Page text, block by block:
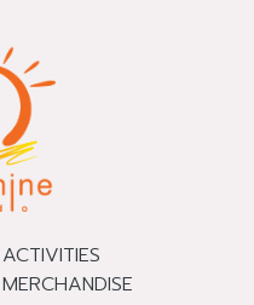
ACTIVITIES
MERCHANDISE